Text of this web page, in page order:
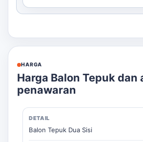
HARGA
Harga Balon Tepuk dan
penawaran
Balon Tepuk Dua Sisi